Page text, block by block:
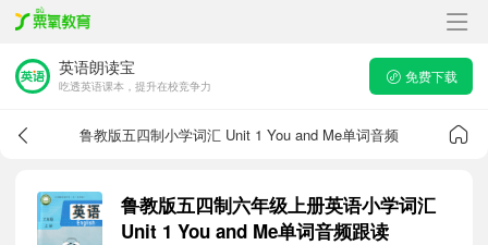
英语朗读宝
吃透英语课本，提升在校竞争力
免费下载
鲁教版五四制小学词汇 Unit 1 You and Me单词音频
鲁教版五四制六年级上册英语小学词汇
Unit 1 You and Me单词音频跟读